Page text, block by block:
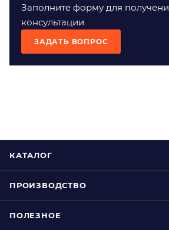
Заполните форму для
консультации
ЗАДАТЬ ВОПРОС
КАТАЛОГ
ПРОИЗВОДСТВО
ПОЛЕЗНОЕ